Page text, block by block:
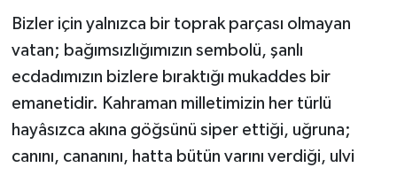
Bizler için yalnızca bir toprak parçası olmayan
vatan; bağımsızlığımızın sembolü, şanlı
ecdadımızın bizlere bıraktığı mukaddes bir
emanetidir. Kahraman milletimizin her türlü
hayâsızca akına göğsünü siper ettiği, uğruna;
canını, cananını, hatta bütün varını verdiği, ulvi
Çanakkale Müftülüğü
Çankırı Müftülüğü
Çorum Müftülüğü
Podcast
Bilim, Teknoloji
Biyografiler